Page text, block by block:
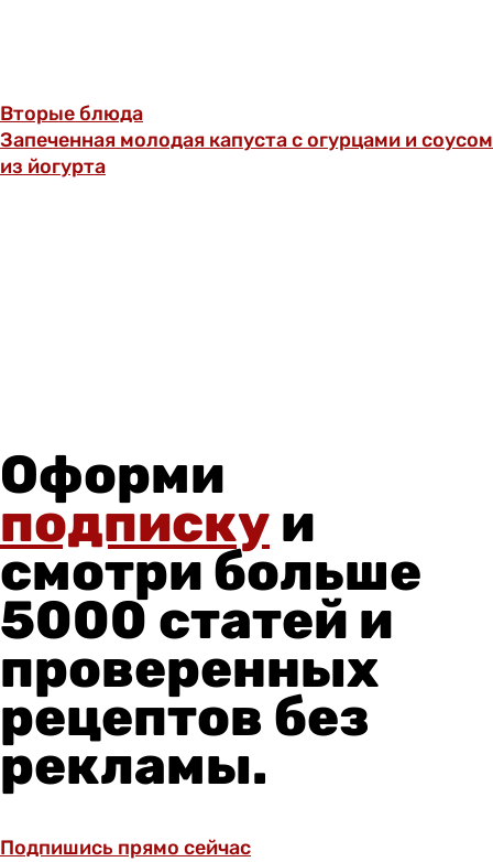
Вторые блюда
Запеченная молодая капуста с огурцами и соусом
из йогурта
Оформи
подписку и
смотри больше
5000 статей и
проверенных
рецептов без
рекламы.
Подпишись прямо сейчас